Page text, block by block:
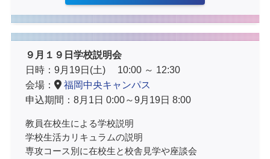
９月１９日学校説明会
日時：9月19日(土) 10:00 ～ 12:30
会場：
福岡中央キャンパス
申込期間：8月1日 0:00～9月19日 8:00
教員在校生による学校説明
学校生活カリキュラムの説明
専攻コース別に在校生と校舎見学や座談会